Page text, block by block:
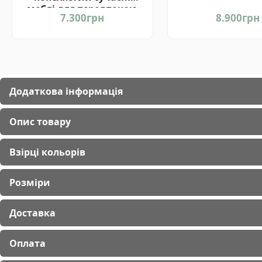
меблі для передпокою
від Світ Меблів Україна
7.300грн
Світ Меблів
8.900грн
Додаткова інформація
Опис товару
Взірці кольорів
Розміри
Доставка
Оплата